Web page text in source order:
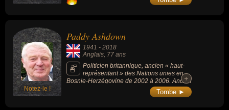
Notez-le !
Paddy Ashdown
1941 - 2018
Anglais , 77 ans
Politicien britannique, ancien « haut-
représentant » des Nations unies en
Bosnie-Herzégovine de 2002 à 2006. Ancien
militaire de carrière britannique, il fut un ex-
leader du Parti libéral-démocrate. Il était
+
+
Tombe ►